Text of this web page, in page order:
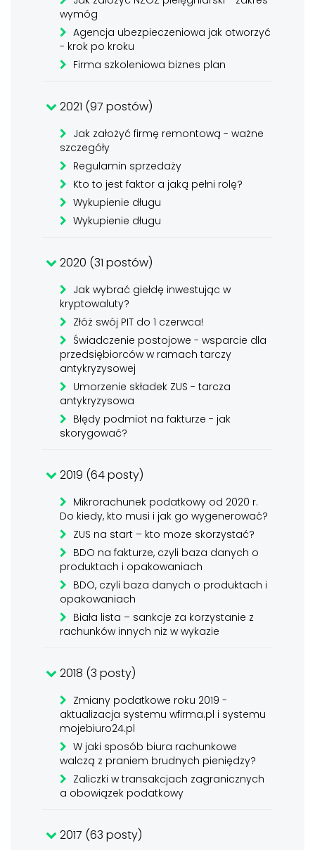
wymóg
Agencja ubezpieczeniowa jak otworzyć
- krok po kroku
Firma szkoleniowa biznes plan
2021 (97 postów)
Jak założyć firmę remontową - ważne
szczegóły
Regulamin sprzedaży
Kto to jest faktor a jaką pełni rolę?
Wykupienie długu
Wykupienie długu
2020 (31 postów)
Jak wybrać giełdę inwestując w
kryptowaluty?
Złóż swój PIT do 1 czerwca!
Świadczenie postojowe - wsparcie dla
przedsiębiorców w ramach tarczy
antykryzysowej
Umorzenie składek ZUS - tarcza
antykryzysowa
Błędy podmiot na fakturze - jak
skorygować?
2019 (64 posty)
Mikrorachunek podatkowy od 2020 r.
Do kiedy, kto musi i jak go wygenerować?
ZUS na start – kto może skorzystać?
BDO na fakturze, czyli baza danych o
produktach i opakowaniach
BDO, czyli baza danych o produktach i
opakowaniach
Biała lista – sankcje za korzystanie z
rachunków innych niż w wykazie
2018 (3 posty)
Zmiany podatkowe roku 2019 -
aktualizacja systemu wfirma.pl i systemu
mojebiuro24.pl
W jaki sposób biura rachunkowe
walczą z praniem brudnych pieniędzy?
Zaliczki w transakcjach zagranicznych
a obowiązek podatkowy
2017 (63 posty)